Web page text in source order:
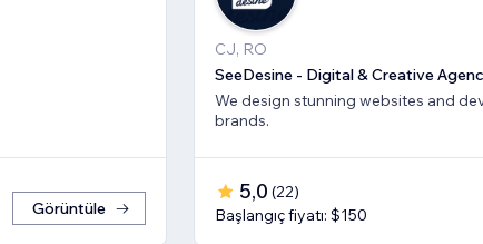
Görüntüle
CJ, RO
SeeDesine - Digital & Creative
We design stunning websites and
brands.
5,0 (22)
Başlangıç fiyatı: $150